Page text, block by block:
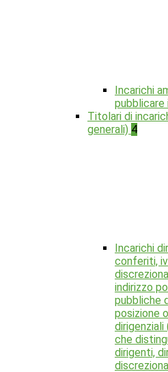
Incarichi
pubblicare
Titolari di
generali) 4
Incarichi
conferiti,
indirizzo
pubbliche
posizione
che
dirigenti,